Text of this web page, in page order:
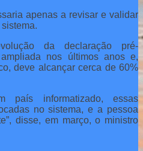
apenas a revisar e validar
da declaração pré-
nos últimos anos e,
deve alcançar cerca de 60%
país informatizado, essas
no sistema, e a pessoa
disse, em março, o ministro